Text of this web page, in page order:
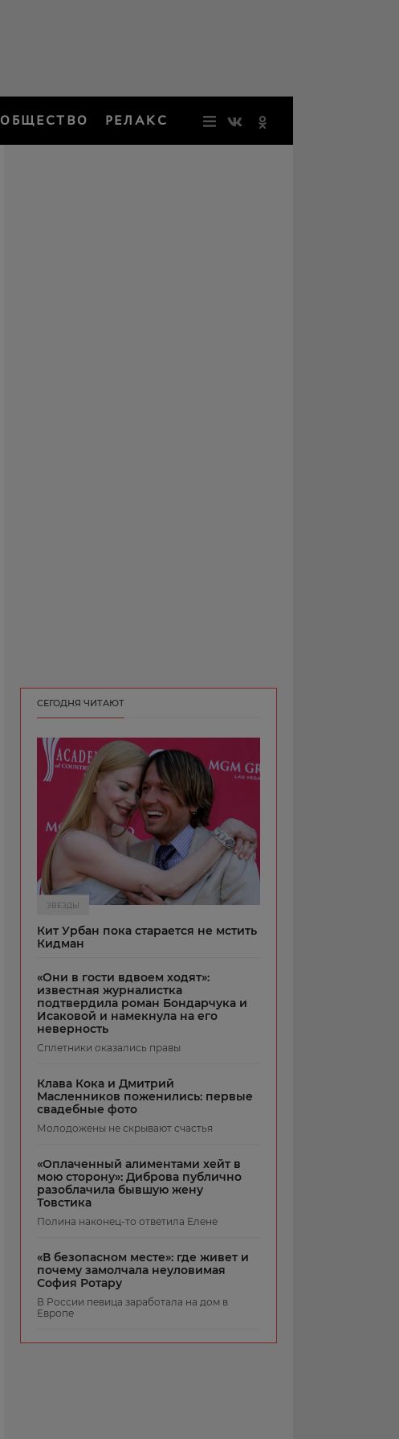
ОБЩЕСТВО РЕЛАКС
СЕГОДНЯ ЧИТАЮТ
ЗВЕЗДЫ
Кит Урбан пока старается не мстить
Кидман
«Они в гости вдвоем ходят»:
известная журналистка
подтвердила роман Бондарчука и
Исаковой и намекнула на его
неверность
Сплетники оказались правы
Клава Кока и Дмитрий
Масленников поженились: первые
свадебные фото
Молодожены не скрывают счастья
«Оплаченный алиментами хейт в
мою сторону»: Диброва публично
разоблачила бывшую жену
Товстика
Полина наконец-то ответила Елене
«В безопасном месте»: где живет и
почему замолчала неуловимая
София Ротару
В России певица заработала на дом в
Европе